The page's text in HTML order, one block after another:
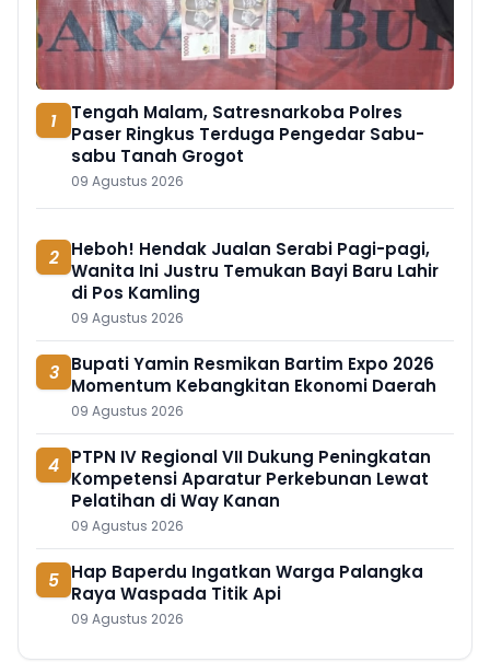
1
Tengah Malam, Satresnarkoba Polres
Paser Ringkus Terduga Pengedar Sabu-
sabu Tanah Grogot
09 Agustus 2026
2 Heboh! Hendak Jualan Serabi Pagi-pagi,
Wanita Ini Justru Temukan Bayi Baru Lahir
di Pos Kamling
09 Agustus 2026
3 Bupati Yamin Resmikan Bartim Expo 2026
Momentum Kebangkitan Ekonomi Daerah
09 Agustus 2026
4 PTPN IV Regional VII Dukung Peningkatan
Kompetensi Aparatur Perkebunan Lewat
Pelatihan di Way Kanan
09 Agustus 2026
5 Hap Baperdu Ingatkan Warga Palangka
Raya Waspada Titik Api
09 Agustus 2026